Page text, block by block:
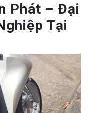
Phát – Đại
Tại